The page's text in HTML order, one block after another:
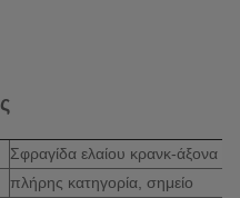
Σφραγίδα ελαίου κρανκ-άξονα
πλήρης κατηγορία, σημείο